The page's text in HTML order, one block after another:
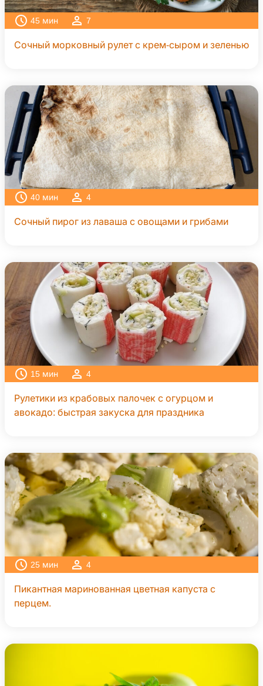
45 мин 7
Сочный морковный рулет с крем-сыром и зеленью
40 мин 4
Сочный пирог из лаваша с овощами и грибами
15 мин 4
Рулетики из крабовых палочек с огурцом и
авокадо: быстрая закуска для праздника
25 мин 4
Пикантная маринованная цветная капуста с
перцем.